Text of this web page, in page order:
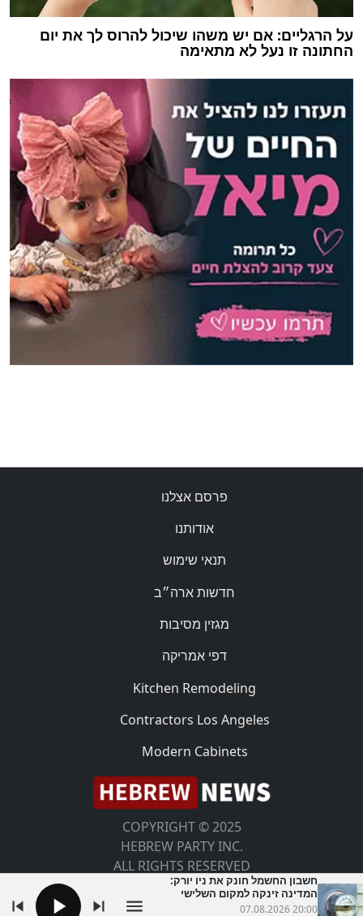
על הרגליים: אם יש משהו שיכול להרוס לך את יום
החתונה זו נעל לא מתאימה
פרסם אצלנו
אודותנו
תנאי שימוש
חדשות ארה״ב
מגזין מסיבות
דפי אמריקה
Kitchen Remodeling
Contractors Los Angeles
Modern Cabinets
COPYRIGHT © 2025
HEBREW PARTY INC.
ALL RIGHTS RESERVED
חשבון החשמל חונק את ניו יורק:
המדינה זינקה למקום השלישי
בארה"ב
07.08.2026 20:00